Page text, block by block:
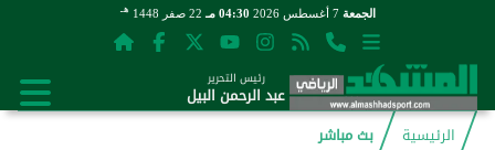
الجمعة 7 أغسطس 2026 04:30 مـ 22 صفر 1448 هـ
رئيس التحرير
عبد الرحمن البيل
الرئيسية
بث مباشر